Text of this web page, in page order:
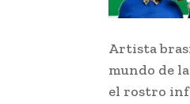
Artista
mundo de
el rostro